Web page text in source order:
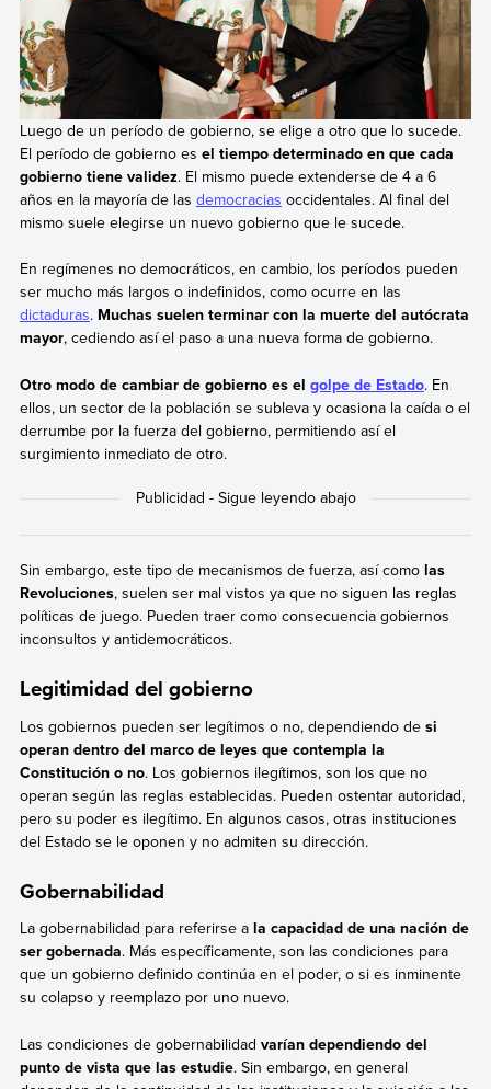
Luego de un período de gobierno, se elige a otro que lo sucede.
El período de gobierno es el tiempo determinado en que cada
gobierno tiene validez. El mismo puede extenderse de 4 a 6
años en la mayoría de las democracias occidentales. Al final del
mismo suele elegirse un nuevo gobierno que le sucede.
En regímenes no democráticos, en cambio, los períodos pueden
ser mucho más largos o indefinidos, como ocurre en las
dictaduras. Muchas suelen terminar con la muerte del autócrata
mayor, cediendo así el paso a una nueva forma de gobierno.
Otro modo de cambiar de gobierno es el golpe de Estado. En
ellos, un sector de la población se subleva y ocasiona la caída o el
derrumbe por la fuerza del gobierno, permitiendo así el
surgimiento inmediato de otro.
Sin embargo, este tipo de mecanismos de fuerza, así como las
Revoluciones, suelen ser mal vistos ya que no siguen las reglas
políticas de juego. Pueden traer como consecuencia gobiernos
inconsultos y antidemocráticos.
Legitimidad del gobierno
Los gobiernos pueden ser legítimos o no, dependiendo de si
operan dentro del marco de leyes que contempla la
Constitución o no. Los gobiernos ilegítimos, son los que no
operan según las reglas establecidas. Pueden ostentar autoridad,
pero su poder es ilegítimo. En algunos casos, otras instituciones
del Estado se le oponen y no admiten su dirección.
Gobernabilidad
La gobernabilidad para referirse a la capacidad de una nación de
ser gobernada. Más específicamente, son las condiciones para
que un gobierno definido continúa en el poder, o si es inminente
su colapso y reemplazo por uno nuevo.
Las condiciones de gobernabilidad varían dependiendo del
punto de vista que las estudie. Sin embargo, en general